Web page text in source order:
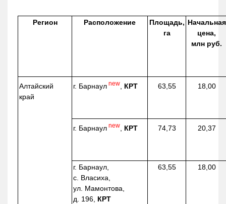
Регион Расположение
Площадь,
га
Начальная
цена,
млн руб.
Алтайский
край
г. Барнаул new КРТ 63,55 18,00
г. Барнаул new КРТ 74,73 20,37
г. Барнаул,
с. Власиха,
ул. Мамонтова,
д. 196, КРТ
63,55 18,00